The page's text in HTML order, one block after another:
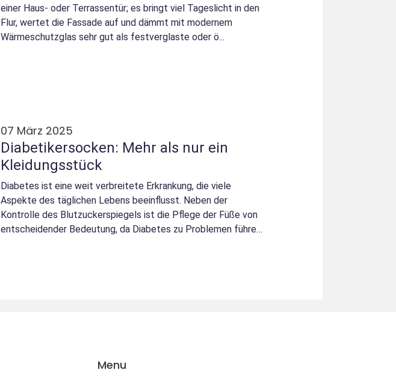
einer Haus- oder Terrassentür; es bringt viel Tageslicht in den
Flur, wertet die Fassade auf und dämmt mit modernem
Wärmeschutzglas sehr gut als festverglaste oder ö...
07 März 2025
Diabetikersocken: Mehr als nur ein
Kleidungsstück
Diabetes ist eine weit verbreitete Erkrankung, die viele
Aspekte des täglichen Lebens beeinflusst. Neben der
Kontrolle des Blutzuckerspiegels ist die Pflege der Füße von
entscheidender Bedeutung, da Diabetes zu Problemen führen
Menu